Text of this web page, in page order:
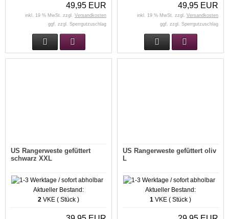
49,95 EUR
inkl. 19 % MwSt. zzgl. Versandkosten
ggf. zzgl. Sperrgutzuschlag
49,95 EUR
inkl. 19 % MwSt. zzgl. Versandkosten
ggf. zzgl. Sperrgutzuschlag
US Rangerweste gefüttert
schwarz XXL
Aktueller Bestand:
2 VKE ( Stück )
US Rangerweste gefüttert oliv
L
Aktueller Bestand:
1 VKE ( Stück )